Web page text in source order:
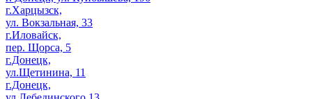
г.Харцызск,
ул. Вокзальная, 33
г.Иловайск,
пер. Щорса, 5
г.Донецк,
ул.Щетинина, 11
г.Донецк,